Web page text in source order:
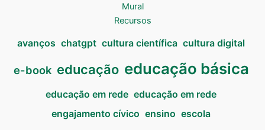
Mural
Recursos
avanços chatgpt cultura científica cultura digital
e-book educação educação básica
educação em rede educação em rede
engajamento cívico ensino escola